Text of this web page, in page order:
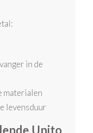
in de
materialen
levensduur
Unito